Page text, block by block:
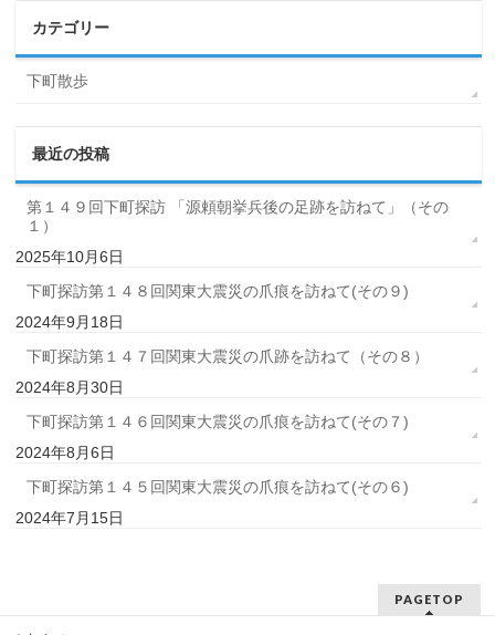
カテゴリー
下町散歩
最近の投稿
第１４９回下町探訪 「源頼朝挙兵後の足跡を訪ねて」（その
１）
2025年10月6日
下町探訪第１４８回関東大震災の爪痕を訪ねて(その９)
2024年9月18日
下町探訪第１４７回関東大震災の爪跡を訪ねて（その８）
2024年8月30日
下町探訪第１４６回関東大震災の爪痕を訪ねて(その７)
2024年8月6日
下町探訪第１４５回関東大震災の爪痕を訪ねて(その６)
2024年7月15日
PAGETOP